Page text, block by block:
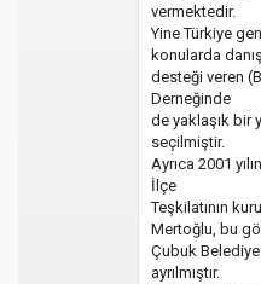
vermektedir.
Yine Türkiye
konularda
desteği veren
Derneğinde
de yaklaşık bir
seçilmiştir.
Ayrıca 2001
İlçe
Teşkilatının
Mertoğlu, bu
Çubuk Belediye
ayrılmıştır.